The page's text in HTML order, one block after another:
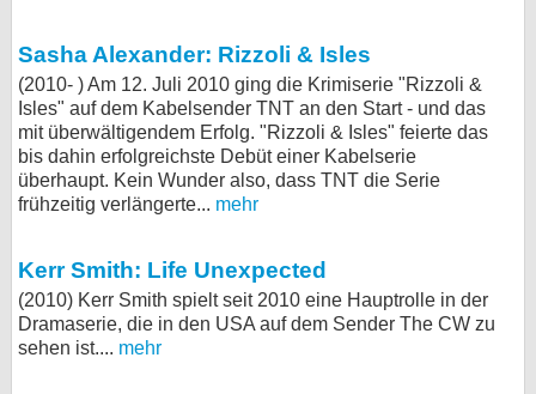
Sasha Alexander: Rizzoli & Isles
(2010- ) Am 12. Juli 2010 ging die Krimiserie "Rizzoli &
Isles" auf dem Kabelsender TNT an den Start - und das
mit überwältigendem Erfolg. "Rizzoli & Isles" feierte das
bis dahin erfolgreichste Debüt einer Kabelserie
überhaupt. Kein Wunder also, dass TNT die Serie
frühzeitig verlängerte... mehr
Kerr Smith: Life Unexpected
(2010) Kerr Smith spielt seit 2010 eine Hauptrolle in der
Dramaserie, die in den USA auf dem Sender The CW zu
sehen ist.... mehr